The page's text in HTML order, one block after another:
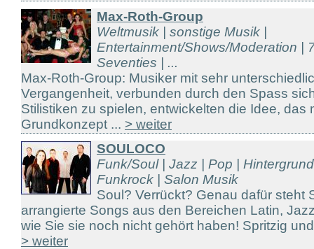
Max-Roth-Group
Weltmusik | sonstige Musik |
Entertainment/Shows/Moderation |
Seventies | ...
Max-Roth-Group: Musiker mit sehr
Vergangenheit, verbunden durch den Spass
Stilistiken zu spielen, entwickelten die Idee, das
Grundkonzept ... > weiter
SOULOCO
Funk/Soul | Jazz | Pop |
Funkrock | Salon Musik
Soul? Verrückt? Genau dafür steht
arrangierte Songs aus den Bereichen Latin,
wie Sie sie noch nicht gehört haben! Spritzig
> weiter